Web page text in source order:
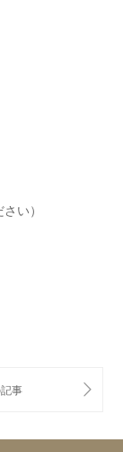
い）